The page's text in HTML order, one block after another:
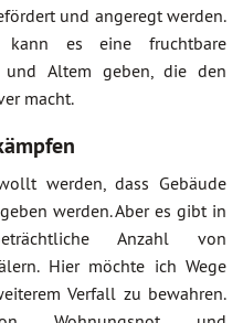
und angeregt werden.
kann es eine fruchtbare
Altem geben, die den
macht.
werden, dass Gebäude
werden. Aber es gibt in
Anzahl von
Hier möchte ich Wege
Verfall zu bewahren.